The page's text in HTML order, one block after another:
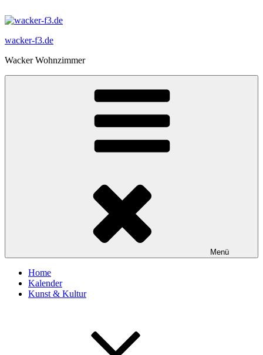
Inhalt
wacker-f3.de
Wacker Wohnzimmer
Menü
Home
Kalender
Kunst & Kultur